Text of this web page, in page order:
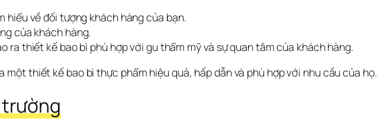
về đối tượng khách hàng của bạn.
của khách hàng.
ra thiết kế bao bì phù hợp với gu thẩm mỹ và sự quan tâm của khách hàng.
một thiết kế bao bì thực phẩm hiệu quả, hấp dẫn và phù hợp với nhu cầu của họ.